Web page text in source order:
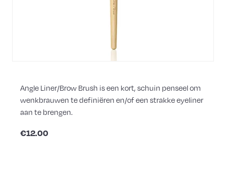
Angle Liner/Brow Brush is een kort, schuin penseel om
wenkbrauwen te definiëren en/of een strakke eyeliner
aan te brengen.
€12.00